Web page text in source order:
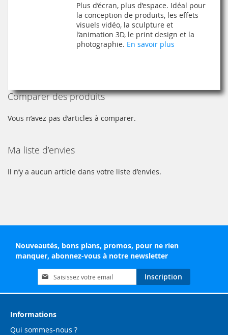
MA
LISTE
D’ENVIE
COMPARATEUR
Plus d’écran, plus d’espace. Idéal pour
la conception de produits, les effets
visuels vidéo, la sculpture et
l’animation 3D, le print design et la
photographie. En savoir plus
Comparer des produits
Vous n’avez pas d’articles à comparer.
Ma liste d’envies
Il n’y a aucun article dans votre liste d’envies.
Nouveautés, bons plans, promos, pour ne rien
manquer, abonnez-vous à notre newsletter
Inscription
à
notre
d’information
Inscription
Informations
Qui sommes-nous ?